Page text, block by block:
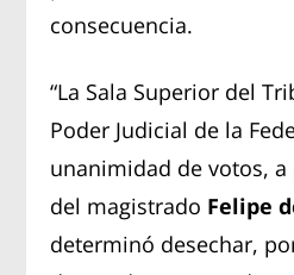
consecuencia.
“La Sala Superior del
Poder Judicial de la
unanimidad de votos,
del magistrado Felipe
determinó desechar,